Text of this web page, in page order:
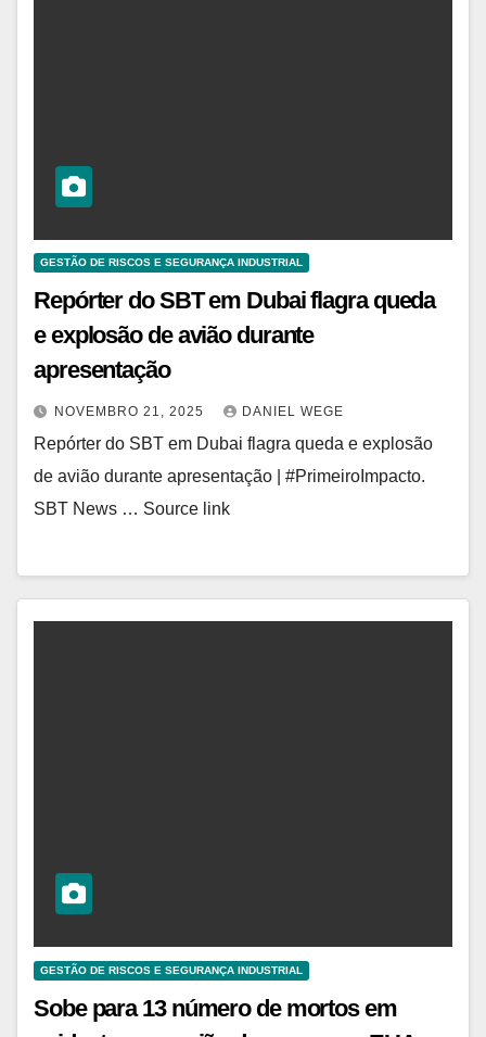
GESTÃO DE RISCOS E SEGURANÇA INDUSTRIAL
Repórter do SBT em Dubai flagra queda
e explosão de avião durante
apresentação
NOVEMBRO 21, 2025 DANIEL WEGE
Repórter do SBT em Dubai flagra queda e explosão
de avião durante apresentação | #PrimeiroImpacto.
SBT News … Source link
GESTÃO DE RISCOS E SEGURANÇA INDUSTRIAL
Sobe para 13 número de mortos em